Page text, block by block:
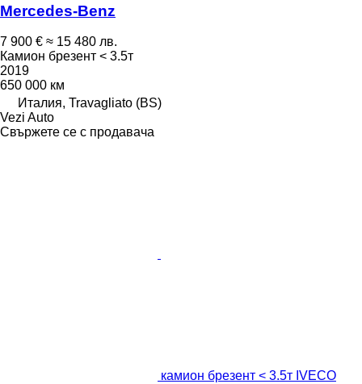
Mercedes-Benz
7 900 € ≈ 15 480 лв.
Камион брезент < 3.5т
2019
650 000 км
Италия, Travagliato (BS)
Vezi Auto
Свържете се с продавача
камион брезент < 3.5т IVECO